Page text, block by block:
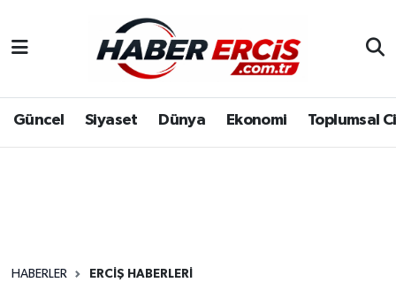
Güncel Siyaset Dünya Ekonomi Toplumsal
HABERLER ERCIŞ HABERLERI